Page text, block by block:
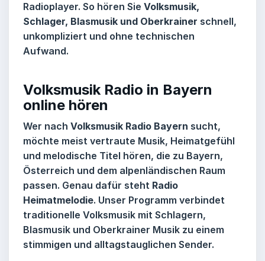
Radioplayer. So hören Sie Volksmusik,
Schlager, Blasmusik und Oberkrainer schnell,
unkompliziert und ohne technischen
Aufwand.
Volksmusik Radio in Bayern
online hören
Wer nach Volksmusik Radio Bayern sucht,
möchte meist vertraute Musik, Heimatgefühl
und melodische Titel hören, die zu Bayern,
Österreich und dem alpenländischen Raum
passen. Genau dafür steht Radio
Heimatmelodie. Unser Programm verbindet
traditionelle Volksmusik mit Schlagern,
Blasmusik und Oberkrainer Musik zu einem
stimmigen und alltagstauglichen Sender.